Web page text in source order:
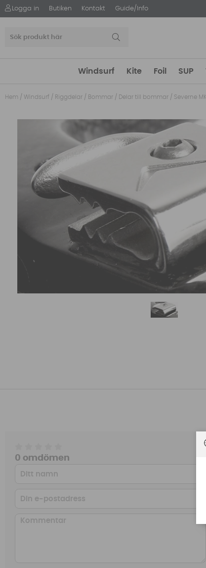
Logga in Butiken Kontakt Guide/Info
Windsurf Kite Foil SUP
Hem / Windsurf / Riggdelar / Bommar / Delar till bommar / Severne
0 omdömen